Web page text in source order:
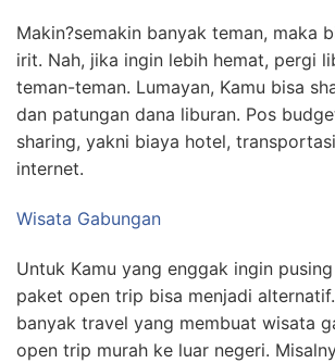
Makin?semakin banyak teman, maka
irit. Nah, jika ingin lebih hemat, pergi
teman-teman. Lumayan, Kamu bisa
dan patungan dana liburan. Pos
sharing, yakni biaya hotel,
internet.
Wisata Gabungan
Untuk Kamu yang enggak ingin
paket open trip bisa menjadi
banyak travel yang membuat wisata
open trip murah ke luar negeri.